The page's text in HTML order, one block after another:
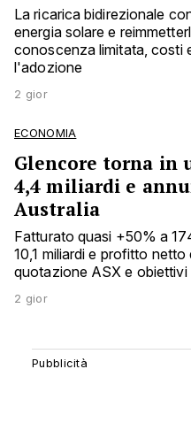
La ricarica bidirezionale
energia solare e
conoscenza limitata, costi
l'adozione
2 gior
ECONOMIA
Glencore torna
4,4 miliardi e
Australia
Fatturato quasi +50% a
10,1 miliardi e profitto
quotazione ASX e obiettivi
2 gior